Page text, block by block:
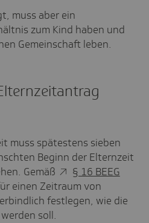
muss aber ein
zum Kind haben und
Gemeinschaft leben.
muss spätestens sieben
Beginn der Elternzeit
Gemäß
§ 16 BEEG
einen Zeitraum von
festlegen, wie die
soll.